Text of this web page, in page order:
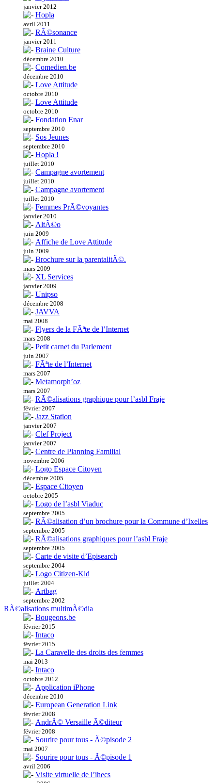
janvier 2012
Hopla
avril 2011
RÃ©sonance
janvier 2011
Braine Culture
décembre 2010
Comedien.be
décembre 2010
Love Attitude
octobre 2010
Love Attitude
octobre 2010
Fondation Enar
septembre 2010
Sos Jeunes
septembre 2010
Hopla !
juillet 2010
Campagne avortement
juillet 2010
Campagne avortement
juillet 2010
Femmes PrÃ©voyantes
janvier 2010
AltÃ©o
juin 2009
Affiche de Love Attitude
juin 2009
Brochure sur la parentalitÃ©.
mars 2009
XL Services
janvier 2009
Unipso
décembre 2008
JAVVA
mai 2008
Flyers de la FÃªte de l’Internet
mars 2008
Petit carnet du Parlement
juin 2007
FÃªte de l’Internet
mars 2007
Metamorph’oz
mars 2007
RÃ©alisations graphique pour l’asbl Fraje
février 2007
Jazz Station
janvier 2007
Clef Project
janvier 2007
Centre de Planning Familial
novembre 2006
Logo Espace Citoyen
décembre 2005
Espace Citoyen
octobre 2005
Logo de l’asbl Viaduc
septembre 2005
RÃ©alisation d’un brochure pour la Commune d’Ixelles
septembre 2005
RÃ©alisations graphiques pour l’asbl Fraje
septembre 2005
Carte de visite d’Episearch
septembre 2004
Logo Citizen-Kid
juillet 2004
Artbag
septembre 2002
RÃ©alisations multimÃ©dia
Bougeons.be
février 2015
Intaco
février 2015
La Caravelle des droits des femmes
mai 2013
Intaco
octobre 2012
Application iPhone
décembre 2010
European Generation Link
février 2008
AndrÃ© Versaille Ã©diteur
février 2008
Sourire pour tous - Ã©pisode 2
mai 2007
Sourire pour tous - Ã©pisode 1
avril 2006
Visite virtuelle de l’ihecs